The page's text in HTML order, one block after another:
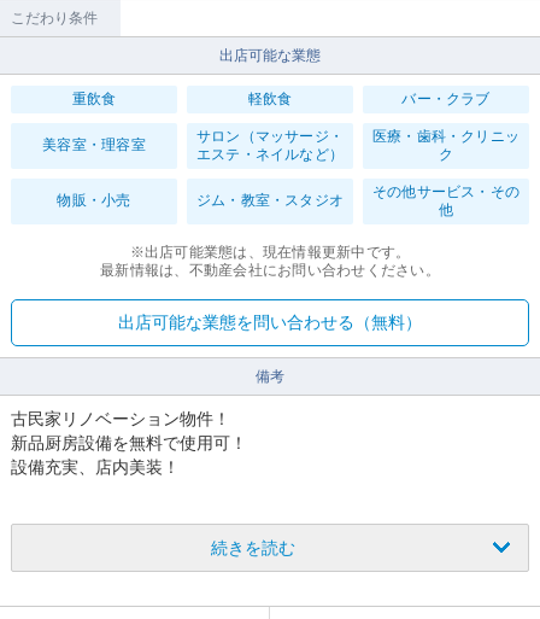
こだわり条件
出店可能な業態
重飲食 軽飲食 バー・クラブ
美容室・理容室
サロン（マッサージ・
エステ・ネイルなど）
医療・歯科・クリニッ
ク
物販・小売 ジム・教室・スタジオ
その他サービス・その
他
※出店可能業態は、現在情報更新中です。
最新情報は、不動産会社にお問い合わせください。
出店可能な業態を問い合わせる（無料）
備考
古民家リノベーション物件！
新品厨房設備を無料で使用可！
設備充実、店内美装！
続きを読む